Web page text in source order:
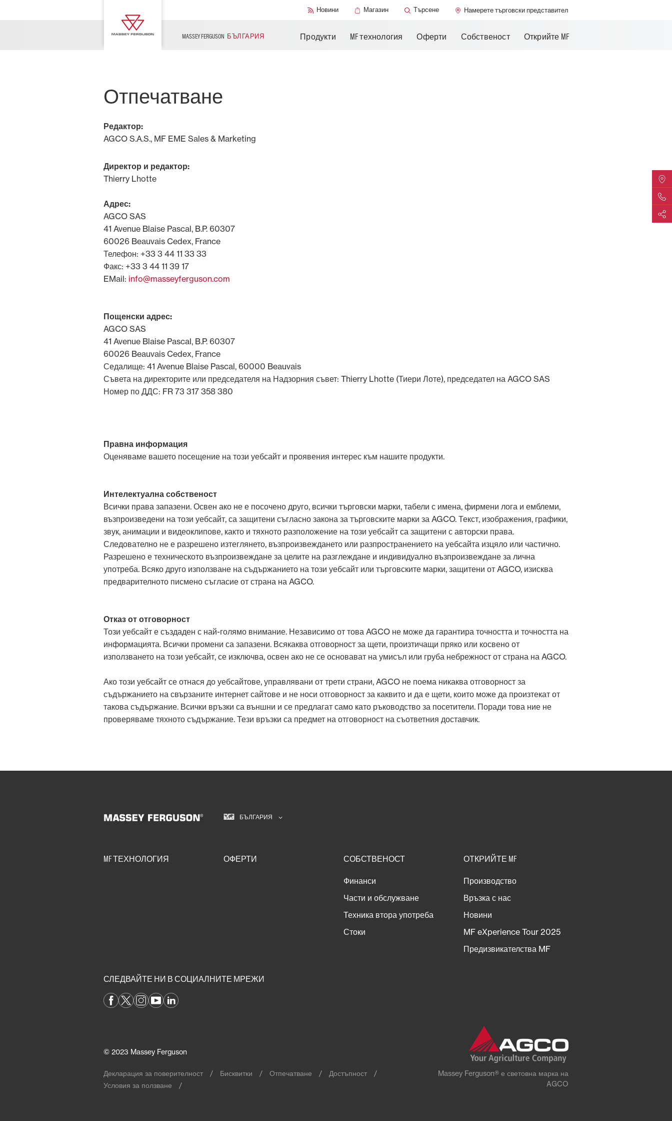
Новини Магазин Търсене Намерете търговски представител
MASSEY FERGUSON БЪЛГАРИЯ Продукти MF технология Оферти Собственост Открийте MF
Обработваема
Лозя и
Грижа за
почвата
MF ТЕХНОЛОГИЯ
ОФЕРТИ
Стоки
продукти
литература
Предизвикателства MF
Чанджоу
Отпечатване
Редактор:
AGCO S.A.S., MF EME Sales & Marketing
Директор и редактор:
Thierry Lhotte
Адрес:
AGCO SAS
41 Avenue Blaise Pascal, B.P. 60307
60026 Beauvais Cedex, France
Телефон: +33 3 44 11 33 33
Факс: +33 3 44 11 39 17
EMail: info@masseyferguson.com
Пощенски адрес:
AGCO SAS
41 Avenue Blaise Pascal, B.P. 60307
60026 Beauvais Cedex, France
Седалище: 41 Avenue Blaise Pascal, 60000 Beauvais
Съвета на директорите или председателя на Надзорния съвет: Thierry Lhotte (Тиери Лоте), председател на AGCO SAS
Номер по ДДС: FR 73 317 358 380
Правна информация
Оценяваме вашето посещение на този уебсайт и проявения интерес към нашите продукти.
Интелектуална собственост
Всички права запазени. Освен ако не е посочено друго, всички търговски марки, табели с имена, фирмени лога и емблеми,
възпроизведени на този уебсайт, са защитени съгласно закона за търговските марки за AGCO. Текст, изображения, графики,
звук, анимации и видеоклипове, както и тяхното разположение на този уебсайт са защитени с авторски права.
Следователно не е разрешено изтеглянето, възпроизвеждането или разпространението на уебсайта изцяло или частично.
Разрешено е техническото възпроизвеждане за целите на разглеждане и индивидуално възпроизвеждане за лична
употреба. Всяко друго използване на съдържанието на този уебсайт или търговските марки, защитени от AGCO, изисква
предварителното писмено съгласие от страна на AGCO.
Отказ от отговорност
Този уебсайт е създаден с най-голямо внимание. Независимо от това AGCO не може да гарантира точността и точността на
информацията. Всички промени са запазени. Всякаква отговорност за щети, произтичащи пряко или косвено от
използването на този уебсайт, се изключва, освен ако не се основават на умисъл или груба небрежност от страна на AGCO.
Ако този уебсайт се отнася до уебсайтове, управлявани от трети страни, AGCO не поема никаква отговорност за
съдържанието на свързаните интернет сайтове и не носи отговорност за каквито и да е щети, които може да произтекат от
такова съдържание. Всички връзки са външни и се предлагат само като ръководство за посетители. Поради това ние не
проверяваме тяхното съдържание. Тези връзки са предмет на отговорност на съответния доставчик.
БЪЛГАРИЯ
MF ТЕХНОЛОГИЯ ОФЕРТИ СОБСТВЕНОСТ
Финанси
Части и обслужване
Техника втора употреба
Стоки
ОТКРИЙТЕ MF
Производство
Връзка с нас
Новини
MF eXperience Tour 2025
Предизвикателства MF
СЛЕДВАЙТЕ НИ В СОЦИАЛНИТЕ МРЕЖИ
© 2023 Massey Ferguson
Декларация за поверителност Бисквитки Отпечатване
Достъпност
Условия за ползване
Massey Ferguson® е световна марка на
AGCO